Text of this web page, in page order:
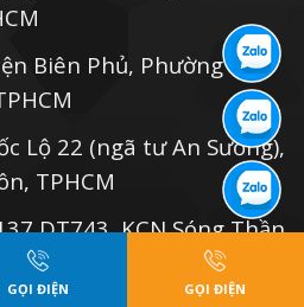
Biên Phủ, Phường 25,
Lộ 22 (ngã tư An Sương),
TPHCM
DT743, KCN Sóng Thần
Bình Dương
GỌI ĐIỆN GỌI ĐIỆN